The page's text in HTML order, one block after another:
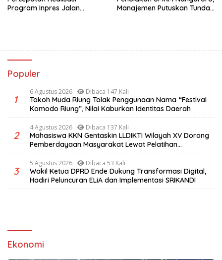
Program Inpres Jalan
Manajemen Putuskan Tunda
Populer
1
6 Agustus 2026 Dibaca 147 Kali
Tokoh Muda Riung Tolak Penggunaan Nama “Festival
Komodo Riung”, Nilai Kaburkan Identitas Daerah
2
4 Agustus 2026 Dibaca 137 Kali
Mahasiswa KKN Gentaskin LLDIKTI Wilayah XV Dorong
Pemberdayaan Masyarakat Lewat Pelatihan
Pengolahan Hasil Alam di Desa Sisir
3
5 Agustus 2026 Dibaca 53 Kali
Wakil Ketua DPRD Ende Dukung Transformasi Digital,
Hadiri Peluncuran ELiA dan Implementasi SRIKANDI
Ekonomi